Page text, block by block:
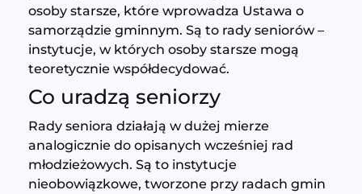
osoby starsze, które wprowadza Ustawa o
samorządzie gminnym. Są to rady seniorów –
instytucje, w których osoby starsze mogą
teoretycznie współdecydować.
Co uradzą seniorzy
Rady seniora działają w dużej mierze
analogicznie do opisanych wcześniej rad
młodzieżowych. Są to instytucje
nieobowiązkowe, tworzone przy radach gmin